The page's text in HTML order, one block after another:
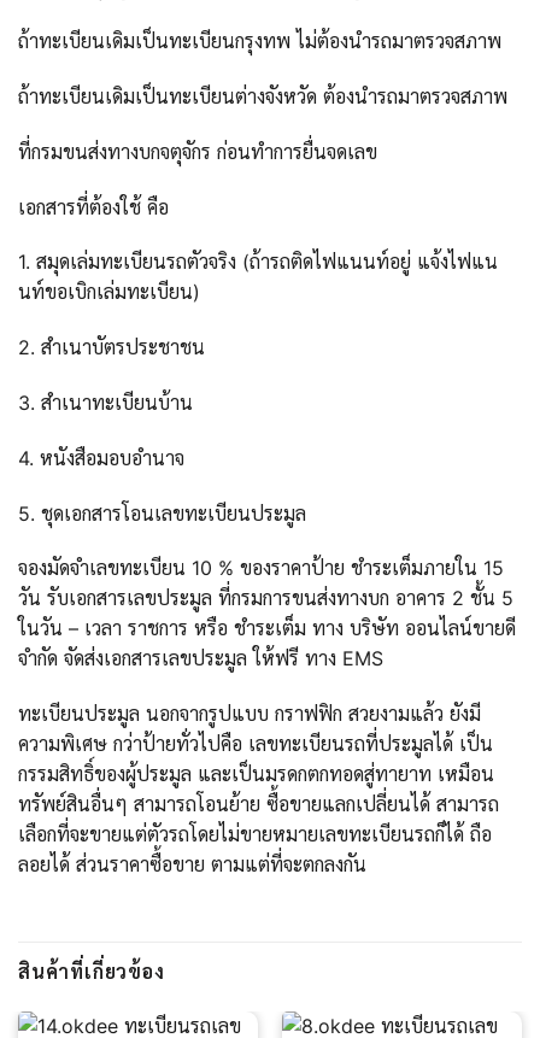
ถ้าทะเบียนเดิมเป็นทะเบียนกรุงทพ ไม่ต้องนำรถมาตรวจสภาพ
ถ้าทะเบียนเดิมเป็นทะเบียนต่างจังหวัด ต้องนำรถมาตรวจสภาพ
ที่กรมขนส่งทางบกจตุจักร ก่อนทำการยื่นจดเลข
เอกสารที่ต้องใช้ คือ
1. สมุดเล่มทะเบียนรถตัวจริง (ถ้ารถติดไฟแนนท์อยู่ แจ้งไฟแน
นท์ขอเบิกเล่มทะเบียน)
2. สำเนาบัตรประชาชน
3. สำเนาทะเบียนบ้าน
4. หนังสือมอบอำนาจ
5. ชุดเอกสารโอนเลขทะเบียนประมูล
จองมัดจำเลขทะเบียน 10 % ของราคาป้าย ชำระเต็มภายใน 15
วัน รับเอกสารเลขประมูล ที่กรมการขนส่งทางบก อาคาร 2 ชั้น 5
ในวัน – เวลา ราชการ หรือ ชำระเต็ม ทาง บริษัท ออนไลน์ขายดี
จำกัด จัดส่งเอกสารเลขประมูล ให้ฟรี ทาง EMS
ทะเบียนประมูล นอกจากรูปแบบ กราฟฟิก สวยงามแล้ว ยังมี
ความพิเศษ กว่าป้ายทั่วไปคือ เลขทะเบียนรถที่ประมูลได้ เป็น
กรรมสิทธิ์ของผู้ประมูล และเป็นมรดกตกทอดสู่ทายาท เหมือน
ทรัพย์สินอื่นๆ สามารถโอนย้าย ซื้อขายแลกเปลี่ยนได้ สามารถ
เลือกที่จะขายแต่ตัวรถโดยไม่ขายหมายเลขทะเบียนรถก็ได้ ถือ
ลอยได้ ส่วนราคาซื้อขาย ตามแต่ที่จะตกลงกัน
สินค้าที่เกี่ยวข้อง